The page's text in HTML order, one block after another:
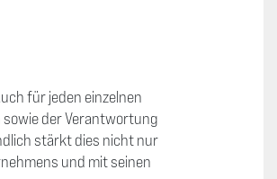
für jeden einzelnen
der Verantwortung
stärkt dies nicht nur
und mit seinen